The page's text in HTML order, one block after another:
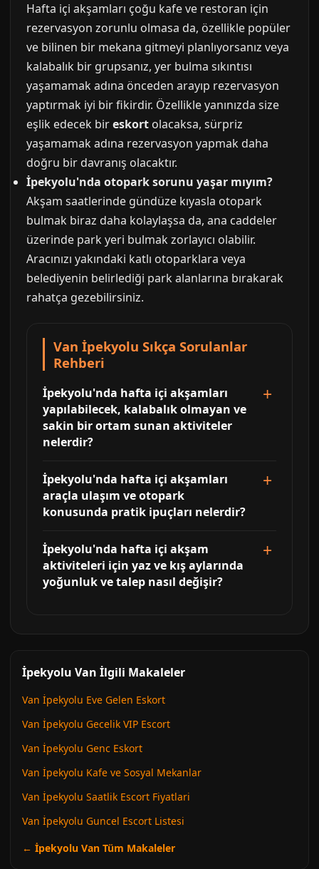
Hafta içi akşamları çoğu kafe ve restoran için
rezervasyon zorunlu olmasa da, özellikle popüler
ve bilinen bir mekana gitmeyi planlıyorsanız veya
kalabalık bir grupsanız, yer bulma sıkıntısı
yaşamamak adına önceden arayıp rezervasyon
yaptırmak iyi bir fikirdir. Özellikle yanınızda size
eşlik edecek bireskort olacaksa, sürpriz
yaşamamak adına rezervasyon yapmak daha
doğru bir davranış olacaktır.
İpekyolu'nda otopark sorunu yaşar mıyım?
Akşam saatlerinde gündüze kıyasla otopark
bulmak biraz daha kolaylaşsa da, ana caddeler
üzerinde park yeri bulmak zorlayıcı olabilir.
Aracınızı yakındaki katlı otoparklara veya
belediyenin belirlediği park alanlarına bırakarak
rahatça gezebilirsiniz.
Van İpekyolu Sıkça Sorulanlar
Rehberi
İpekyolu'nda hafta içi akşamları
yapılabilecek, kalabalık olmayan ve
sakin bir ortam sunan aktiviteler
nelerdir?
İpekyolu'nda hafta içi akşamları
araçla ulaşım ve otopark
konusunda pratik ipuçları nelerdir?
İpekyolu'nda hafta içi akşam
aktiviteleri için yaz ve kış aylarında
yoğunluk ve talep nasıl değişir?
İpekyolu Van İlgili Makaleler
Van İpekyolu Eve Gelen Eskort
Van İpekyolu Gecelik VIP Escort
Van İpekyolu Genc Eskort
Van İpekyolu Kafe ve Sosyal Mekanlar
Van İpekyolu Saatlik Escort Fiyatlari
Van İpekyolu Guncel Escort Listesi
← İpekyolu Van Tüm Makaleler